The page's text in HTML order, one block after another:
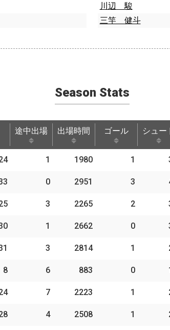
川辺 駿
三竿 健斗
Season Stats
途中出場 出場時間 ゴール シュー
途中出場 出場時間 シュー
1 1980 1
0 2951 3
3 2265 2
1 2662 0
3 2814 1
8 6 883 0
7 2223 1
4 2508 1